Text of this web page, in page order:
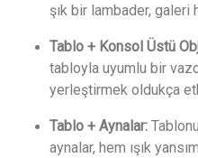
şık bir lambader, galeri
Tablo + Konsol Üstü
tabloyla uyumlu bir
yerleştirmek oldukça
Tablo + Aynalar:
aynalar, hem ışık